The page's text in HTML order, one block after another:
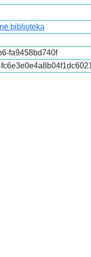
biblioteka
fa9458bd740f